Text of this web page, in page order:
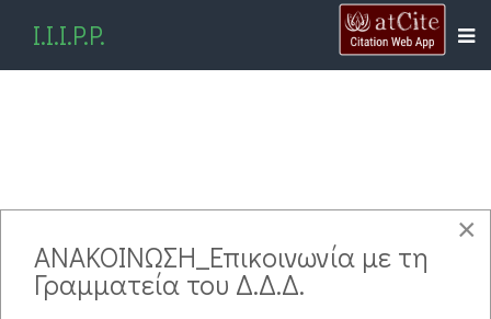
I.I.I.P.P.
Απολογισμοί Εσόδων-
Εξόδων 2022
×
ΑΝΑΚΟΙΝΩΣΗ_Επικοινωνία με τη
Γραμματεία του Δ.Δ.Δ.